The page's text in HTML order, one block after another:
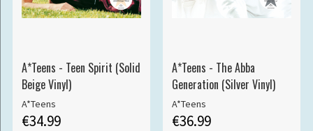
A*Teens - Teen Spirit (Solid
Beige Vinyl)
A*Teens
€34.99
A*Teens - The Abba
Generation (Silver Vinyl)
A*Teens
€36.99